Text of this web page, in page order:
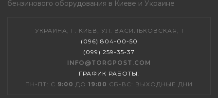
бензинового оборудования в Киеве и Украине
УКРАИНА, Г. КИЕВ, УЛ. ВАСИЛЬКОВСКАЯ, 1
(096) 804-00-50
(099) 259-35-37
INFO@TORGPOST.COM
ГРАФИК РАБОТЫ :
ПН-ПТ: С 9:00 ДО 19:00 СБ-ВС: ВЫХОДНЫЕ ДНИ